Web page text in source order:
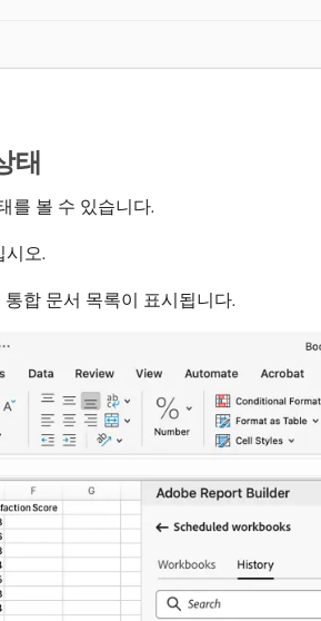
태
를 볼 수 있습니다.
시오.
합 문서 목록이 표시됩니다.